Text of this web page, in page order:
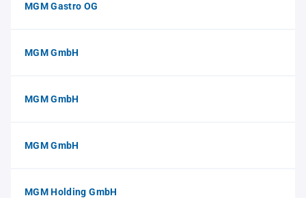
MGM Gastro OG
MGM GmbH
MGM GmbH
MGM GmbH
MGM Holding GmbH